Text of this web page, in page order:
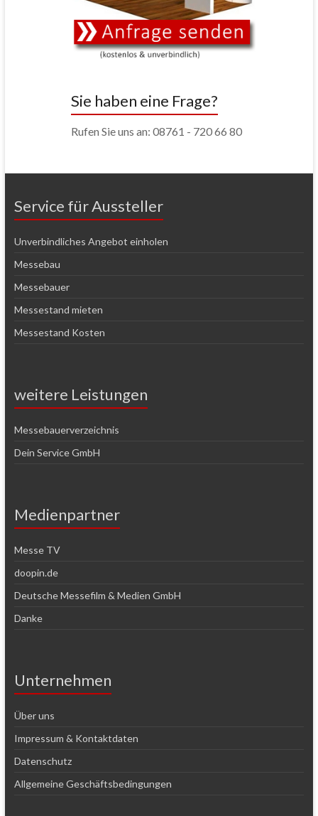
Sie haben eine Frage?
Rufen Sie uns an: 08761 - 720 66 80
Service für Aussteller
Unverbindliches Angebot einholen
Messebau
Messebauer
Messestand mieten
Messestand Kosten
weitere Leistungen
Messebauerverzeichnis
Dein Service GmbH
Medienpartner
Messe TV
doopin.de
Deutsche Messefilm & Medien GmbH
Danke
Unternehmen
Über uns
Impressum & Kontaktdaten
Datenschutz
Allgemeine Geschäftsbedingungen